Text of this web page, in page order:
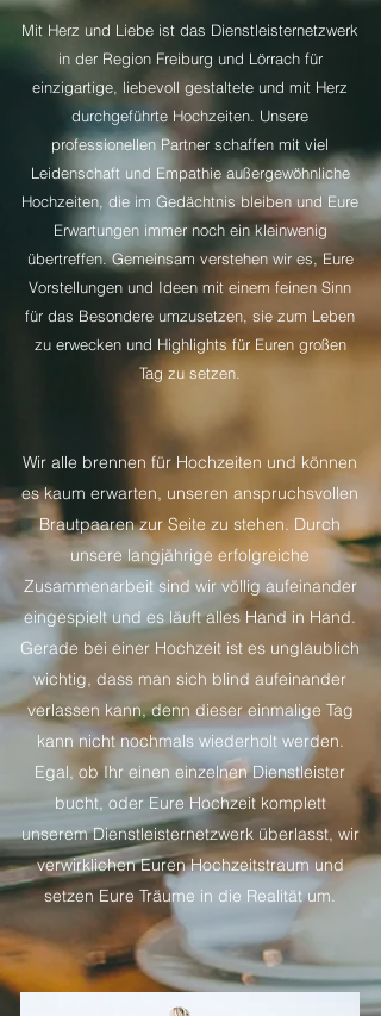
Mit Herz und Liebe ist das Dienstleisternetzwerk
in der Region Freiburg und Lörrach für
einzigartige, liebevoll gestaltete und mit Herz
durchgeführte Hochzeiten. Unsere
professionellen Partner schaffen mit viel
Leidenschaft und Empathie außergewöhnliche
Hochzeiten, die im Gedächtnis bleiben und Eure
Erwartungen immer noch ein kleinwenig
übertreffen. Gemeinsam verstehen wir es, Eure
Vorstellungen und Ideen mit einem feinen Sinn
für das Besondere umzusetzen, sie zum Leben
zu erwecken und Highlights für Euren großen
Tag zu setzen.
Wir alle brennen für Hochzeiten und können
es kaum erwarten, unseren anspruchsvollen
Brautpaaren zur Seite zu stehen. Durch
unsere langjährige erfolgreiche
Zusammenarbeit sind wir völlig aufeinander
eingespielt und es läuft alles Hand in Hand.
Gerade bei einer Hochzeit ist es unglaublich
wichtig, dass man sich blind aufeinander
verlassen kann, denn dieser einmalige Tag
kann nicht nochmals wiederholt werden.
Egal, ob Ihr einen einzelnen Dienstleister
bucht, oder Eure Hochzeit komplett
unserem Dienstleisternetzwerk überlasst, wir
verwirklichen Euren Hochzeitstraum und
setzen Eure Träume in die Realität um.